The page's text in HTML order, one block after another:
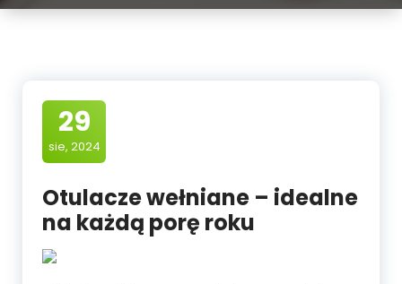
29
sie, 2024
Otulacze wełniane – idealne
na każdą porę roku